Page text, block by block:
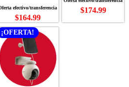
$164.99
$174.99
¡OFERTA!